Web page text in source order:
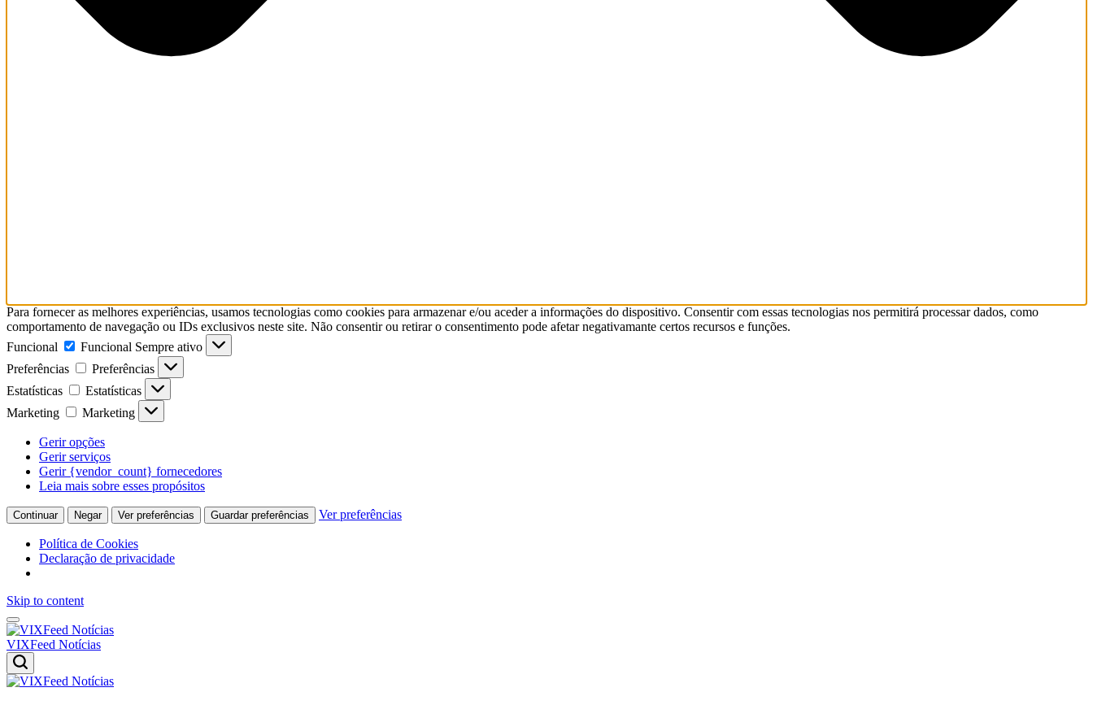
Para fornecer as melhores experiências, usamos tecnologias como cookies para armazenar e/ou aceder a informações do dispositivo. Consentir com essas tecnologias nos permitirá processar dados, como
comportamento de navegação ou IDs exclusivos neste site. Não consentir ou retirar o consentimento pode afetar negativamante certos recursos e funções.
Funcional
Funcional Sempre ativo
Preferências
Preferências
Estatísticas
Estatísticas
Marketing
Marketing
Gerir opções
Gerir serviços
Gerir {vendor_count} fornecedores
Leia mais sobre esses propósitos
Continuar Negar Ver preferências Guardar preferências Ver preferências
Política de Cookies
Declaração de privacidade
Skip to content
VIXFeed Notícias